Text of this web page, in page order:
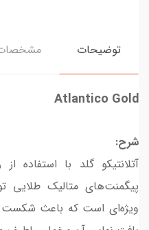
توضیحات
Atlantico Gold
شرح:
آتلانتیکو گلد با استفاده
پیگمنت‌های متالیک طلایی
ویژه‌ای است که باعث شکست